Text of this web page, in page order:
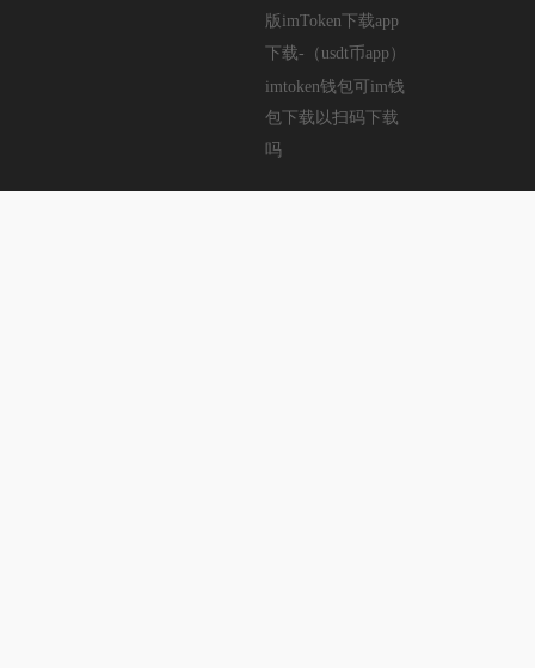
版imToken下载app
下载-（usdt币app）
imtoken钱包可im钱
包下载以扫码下载
吗